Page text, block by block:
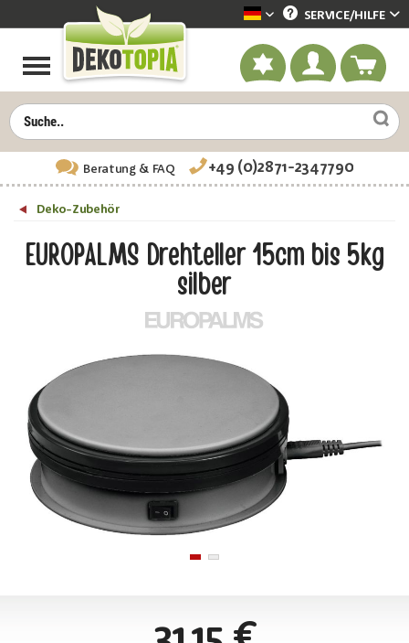
Dekotopia deutsch
SERVICE/HILFE
Beratung& FAQ +49 (0)2871-2347790
Deko-Zubehör
EUROPALMS Drehteller 15cm bis 5kg
silber